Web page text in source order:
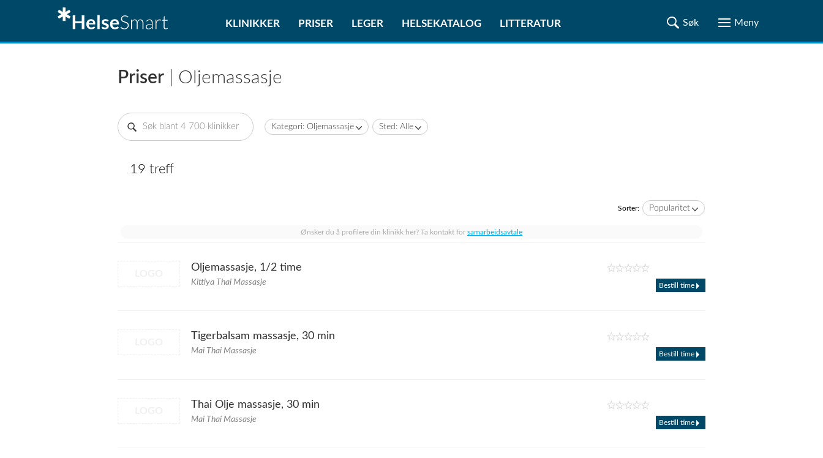
KLINIKKER PRISER LEGER HELSEKATALOG LITTERATUR
Priser | Oljemassasje
Kategori: Oljemassasje Sted: Alle
19 treff
Sorter: Popularitet
Ønsker du å profilere din klinikk her? Ta kontakt for samarbeidsavtale
Oljemassasje, 1/2 time
Kittiya Thai Massasje Bestill time
Tigerbalsam massasje, 30 min
Mai Thai Massasje Bestill time
Thai Olje massasje, 30 min
Mai Thai Massasje Bestill time